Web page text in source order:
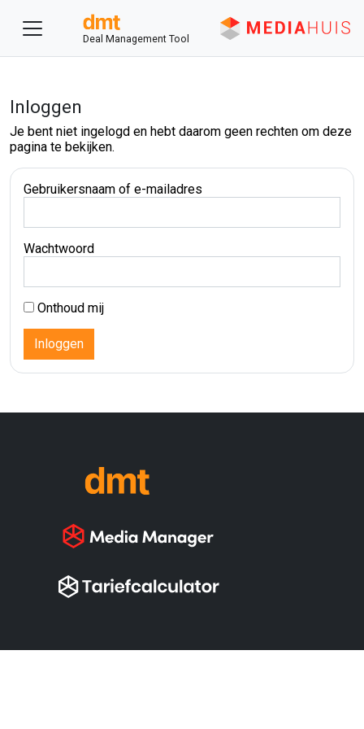
Deal Management Tool
Inloggen
Je bent niet ingelogd en hebt daarom geen rechten om deze
pagina te bekijken.
Gebruikersnaam of e-mailadres
Wachtwoord
Onthoud mij